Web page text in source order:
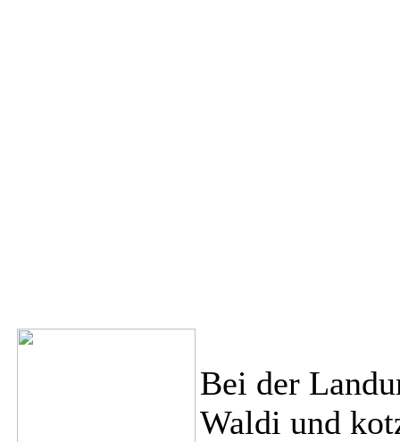
Bei der
Waldi und